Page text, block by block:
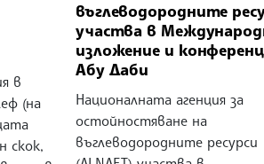
в
(на
скок,
въглеводородните
участва в
изложение и
Абу Даби
Националната агенция за
остойностяване на
въглеводородните ресурси